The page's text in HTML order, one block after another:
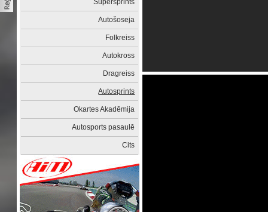
Supersprints
Autošoseja
Folkreiss
Autokross
Dragreiss
Autosprints
Okartes Akadēmija
Autosports pasaulē
Cits